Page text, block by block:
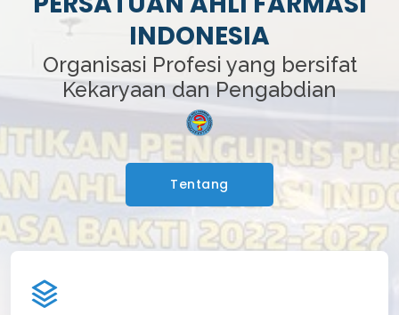
INDONESIA
Organisasi Profesi yang bersifat
Kekaryaan dan Pengabdian
Tentang